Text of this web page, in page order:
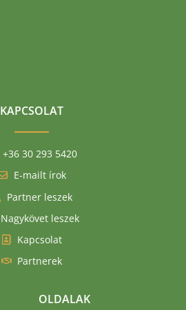
KAPCSOLAT
+36 30 293 5420
E-mailt írok
Partner leszek
Nagykövet leszek
Kapcsolat
Partnerek
OLDALAK